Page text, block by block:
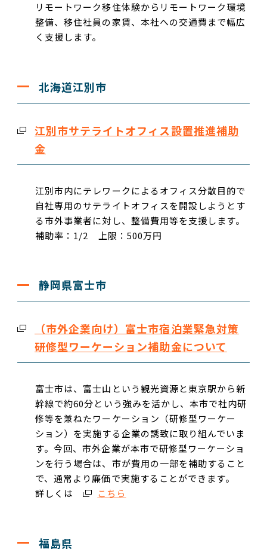
リモートワーク移住体験からリモートワーク環境
整備、移住社員の家賃、本社への交通費まで幅広
く支援します。
北海道江別市
江別市サテライトオフィス設置推進補助
金
江別市内にテレワークによるオフィス分散目的で
自社専用のサテライトオフィスを開設しようとす
る市外事業者に対し、整備費用等を支援します。
補助率：1/2 上限：500万円
静岡県富士市
（市外企業向け）富士市宿泊業緊急対策
研修型ワーケーション補助金について
富士市は、富士山という観光資源と東京駅から新
幹線で約60分という強みを活かし、本市で社内研
修等を兼ねたワーケーション（研修型ワーケー
ション）を実施する企業の誘致に取り組んでいま
す。今回、市外企業が本市で研修型ワーケーショ
ンを行う場合は、市が費用の一部を補助すること
で、通常より廉価で実施することができます。
詳しくは
こちら
福島県